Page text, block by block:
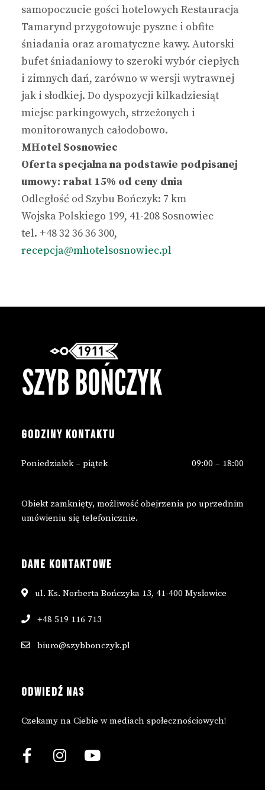
samopoczucie gości hotelowych Restauracja
Tamarynd przygotowuje pyszne i obfite
śniadania oraz aromatyczne kawy. Autorski
bufet śniadaniowy to szeroki wybór ciepłych
i zimnych dań, zarówno w wersji wytrawnej
jak i słodkiej. Do dyspozycji kilkadziesiąt
miejsc parkingowych, strzeżonych i
monitorowanych całodobowo.
MHotel Sosnowiec
Oferta specjalna na podstawie podpisanej
umowy: rabat 15% od ceny dnia
Odległość od Szybu Bończyk: 7 km
Wojska Polskiego 199, 41-208 Sosnowiec
tel. +48 32 36 36 300,
recepcja@mhotelsosnowiec.pl
GODZINY KONTAKTU
Poniedziałek – piątek 09:00 – 18:00
Obiekt zamknięty, możliwość obejrzenia po uprzednim
umówieniu się telefonicznie.
DANE KONTAKTOWE
ul. Ks. Norberta Bończyka 13, 41-400 Mysłowice
+48 519 116 713
biuro@szybbonczyk.pl
ODWIEDŹ NAS
Czekamy na Ciebie w mediach społecznościowych!